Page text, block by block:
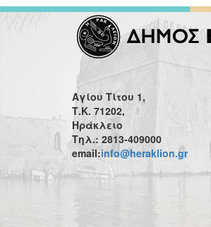
Αγίου Τίτου 1,
Τ.Κ. 71202,
Ηράκλειο
Τηλ.: 2813-409000
email:info@heraklion.gr